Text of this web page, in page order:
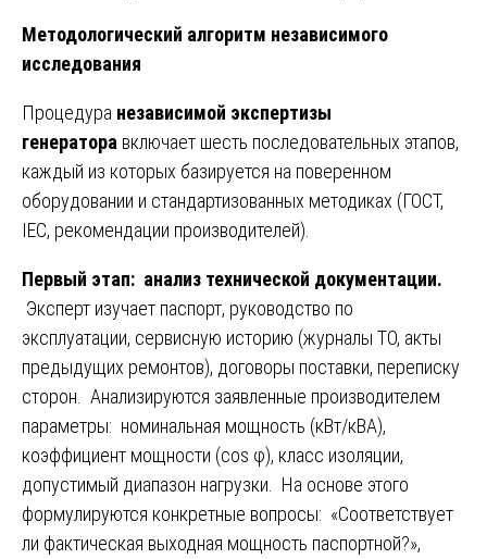
Методологический алгоритм независимого
исследования
Процедура независимой экспертизы
генератора включает шесть последовательных этапов,
каждый из которых базируется на поверенном
оборудовании и стандартизованных методиках (ГОСТ,
IEC, рекомендации производителей).
Первый этап: анализ технической документации.
Эксперт изучает паспорт, руководство по
эксплуатации, сервисную историю (журналы ТО, акты
предыдущих ремонтов), договоры поставки, переписку
сторон. Анализируются заявленные производителем
параметры: номинальная мощность (кВт/кВА),
коэффициент мощности (cos φ), класс изоляции,
допустимый диапазон нагрузки. На основе этого
формулируются конкретные вопросы: «Соответствует
ли фактическая выходная мощность паспортной?»,